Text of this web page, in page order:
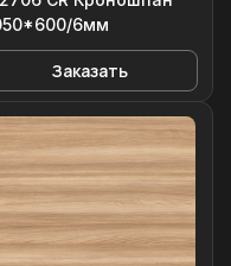
6мм
Заказать